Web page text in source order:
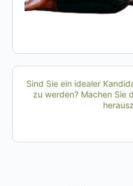
Sind Sie ein idealer
zu werden? Machen Sie